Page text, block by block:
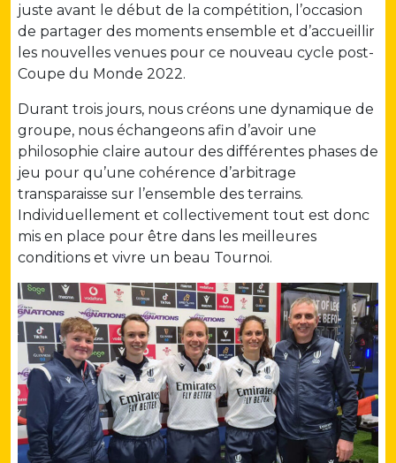
juste avant le début de la compétition, l’occasion
de partager des moments ensemble et d’accueillir
les nouvelles venues pour ce nouveau cycle post-
Coupe du Monde 2022.
Durant trois jours, nous créons une dynamique de
groupe, nous échangeons afin d’avoir une
philosophie claire autour des différentes phases de
jeu pour qu’une cohérence d’arbitrage
transparaisse sur l’ensemble des terrains.
Individuellement et collectivement tout est donc
mis en place pour être dans les meilleures
conditions et vivre un beau Tournoi.